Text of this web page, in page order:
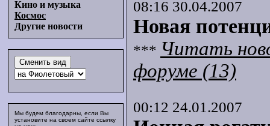
Кино и музыка
Космос
Другие новости
Мы будем благодарны, если Вы
установите на своем сайте ссылку
08:16 30.04.2007
Новая
*** Читать
форуме (13)
00:12 24.01.2007